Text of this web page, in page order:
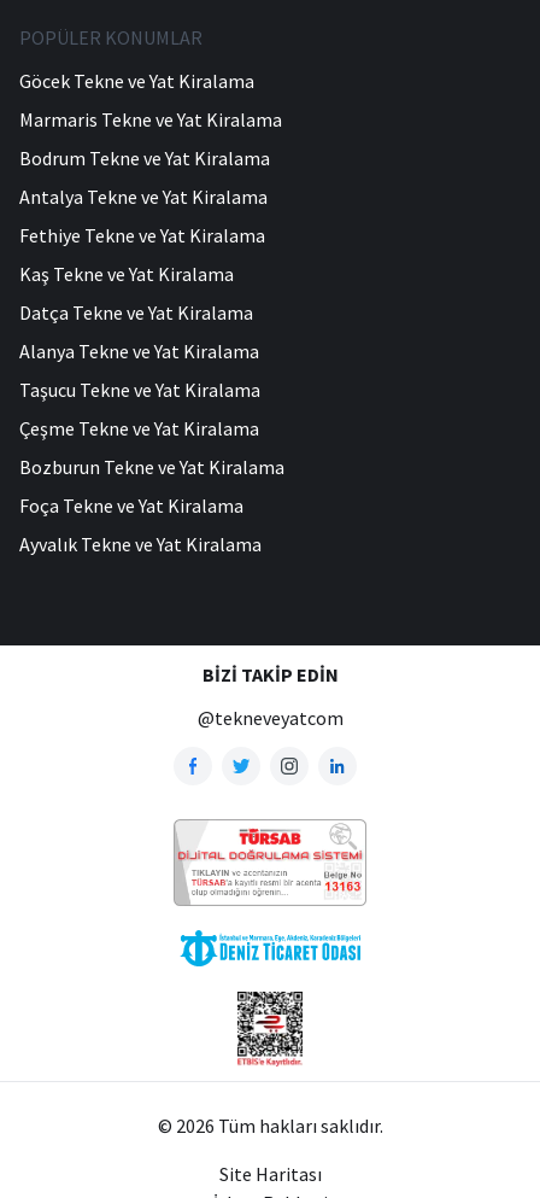
POPÜLER KONUMLAR
Göcek Tekne ve Yat Kiralama
Marmaris Tekne ve Yat Kiralama
Bodrum Tekne ve Yat Kiralama
Antalya Tekne ve Yat Kiralama
Fethiye Tekne ve Yat Kiralama
Kaş Tekne ve Yat Kiralama
Datça Tekne ve Yat Kiralama
Alanya Tekne ve Yat Kiralama
Taşucu Tekne ve Yat Kiralama
Çeşme Tekne ve Yat Kiralama
Bozburun Tekne ve Yat Kiralama
Foça Tekne ve Yat Kiralama
Ayvalık Tekne ve Yat Kiralama
BIZI TAKIP EDIN
@tekneveyatcom
© 2026 Tüm hakları saklıdır.
Site Haritası